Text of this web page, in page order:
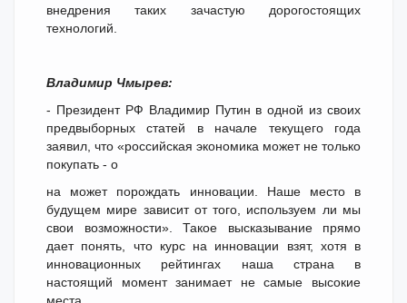
внедрения таких зачастую дорогостоящих
технологий.
Владимир Чмырев:
- Президент РФ Владимир Путин в одной из своих
предвыборных статей в начале текущего года
заявил, что «российская экономика может не только
покупать - о
на может порождать инновации. Наше место в
будущем мире зависит от того, используем ли мы
свои возможности». Такое высказывание прямо
дает понять, что курс на инновации взят, хотя в
инновационных рейтингах наша страна в
настоящий момент занимает не самые высокие